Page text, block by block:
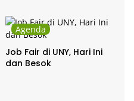
Agenda
Job Fair di UNY, Hari Ini
dan Besok